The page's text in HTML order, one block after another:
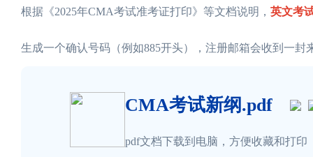
根据《2025年CMA考试准考证打印》等文档说明， 英文考
生成一个确认号码（例如885开头），注册邮箱会收到一封
CMA考试新纲.pdf
pdf文档下载到电脑，方便收藏和打印